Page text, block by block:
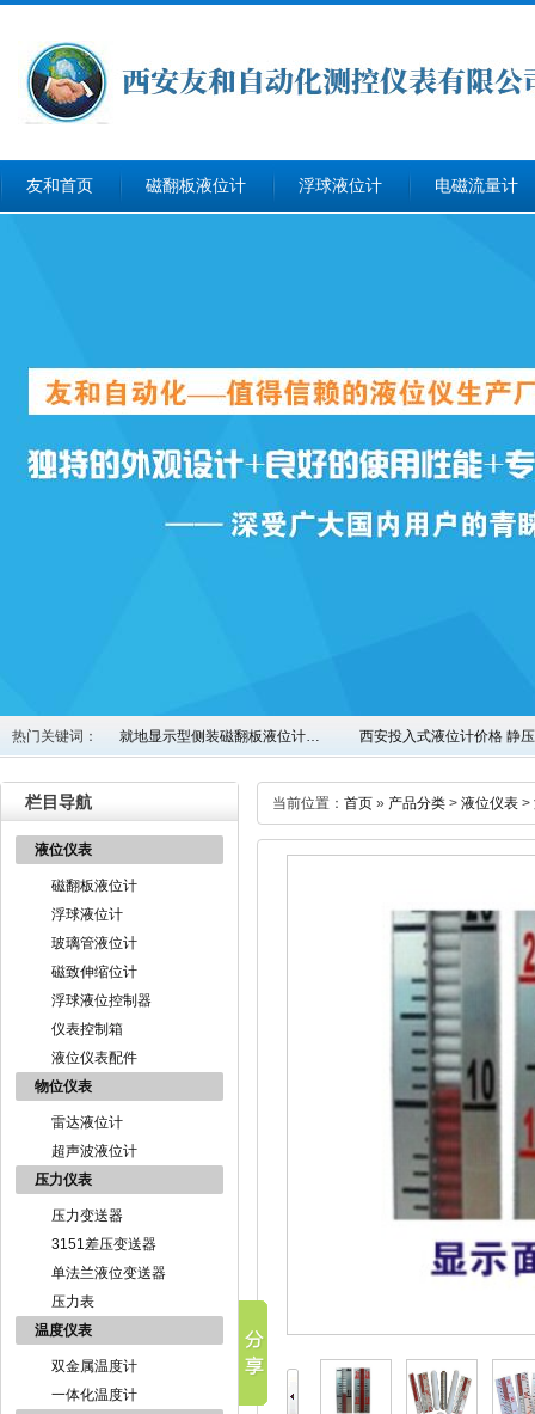
友和首页 磁翻板液位计 浮球液位计 电磁流量计
热门关键词： 就地显示型侧装磁翻板液位计… 西安投入式液位计价格 静
栏目导航
液位仪表
磁翻板液位计
浮球液位计
玻璃管液位计
磁致伸缩位计
浮球液位控制器
仪表控制箱
液位仪表配件
物位仪表
雷达液位计
超声波液位计
压力仪表
压力变送器
3151差压变送器
单法兰液位变送器
压力表
温度仪表
双金属温度计
一体化温度计
当前位置： 首页 » 产品分类 > 液位仪表 >